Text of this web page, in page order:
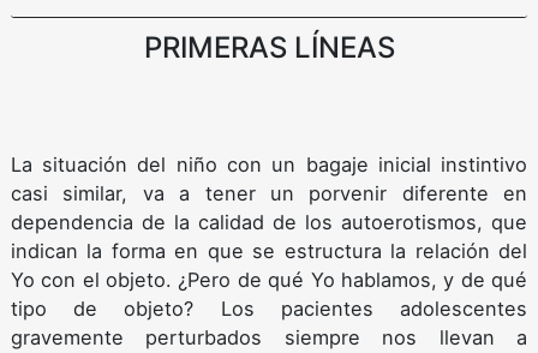
PRIMERAS LÍNEAS
La situación del niño con un bagaje inicial instintivo
casi similar, va a tener un porvenir diferente en
dependencia de la calidad de los autoerotismos, que
indican la forma en que se estructura la relación del
Yo con el objeto. ¿Pero de qué Yo hablamos, y de qué
tipo de objeto? Los pacientes adolescentes
gravemente perturbados siempre nos llevan a